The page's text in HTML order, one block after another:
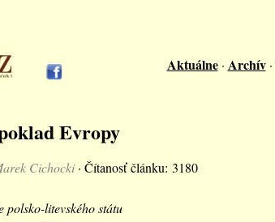
Aktuálne· Archív·
Evropy
Cichocki· Čítanosť článku: 3180
polsko-litevského státu